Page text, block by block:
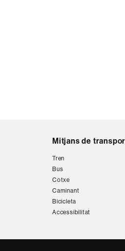
Mitjans de
Tren
Bus
Cotxe
Caminant
Bicicleta
Accessibilitat